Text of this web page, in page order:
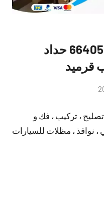
حداد اشبيلية هندي 66405051 حداد
قرميد
تعليقات، تركيب ، فك و
نوافذ ، مظلات للسيارات